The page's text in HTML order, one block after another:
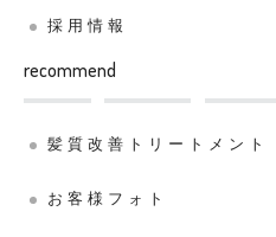
採用情報
recommend
髪質改善トリートメント
お客様フォト